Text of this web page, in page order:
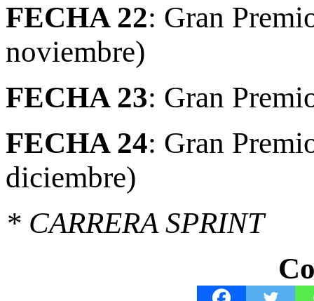
FECHA 22: Gran
noviembre)
FECHA 23: Gran
FECHA 24: Gran
diciembre)
* CARRERA SPRINT